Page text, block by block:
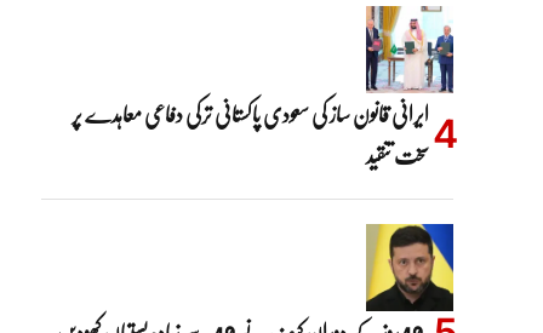
ایرانی قانون ساز کی سعودی پاکستانی ترکی دفاعی معاہدے پر
سخت تنقید